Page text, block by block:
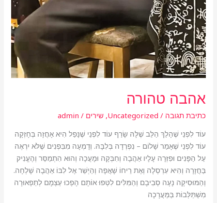
אהבה טהורה
כתיבת תגובה /
Uncategorized
,שירים /
admin
עוֹד לִפְנֵי שֶׁהָלַךְ הַלֵּב שֶׁלָּהּ שָׂרַף עוֹד לִפְנֵי שֶׁנָּפַל הִיא אָחֲזָה בְּחָזְקָה
עוֹד לִפְנֵי שֶׁאָמַר שָׁלוֹם – נִפְרְדָה בְּלִבָּהּ. וְדָמְעָה מִבִּפְנִים שֶׁלֹּא יִרְאֶה
עַל הַפָּנִים וּפִזְּרָה עָלָיו אַהֲבָה וְחִבְּקָה וּמָעֲכָה וְהוּא הִתְמַסֵּר וְהֶעֱנִיק
בַּחֲזָרָה וְהִיא עִרְסְלָה וְאֶת רֵיחוֹ שָׁאֲפָה וְהַיְשֵׁר אֶל לִבּוֹ אַהֲבָה שָׁלְחָה.
וְהַמּוּסִיקָה נָעָה סְבִיבָם וְהַמִּלִּים לִטְּפוּ אוֹתָם הָפְכוּ עַצְמָם לְתַפְאוּרָה
מִשְׁתַּלְּבוֹת בַּמַּעֲרָכָה